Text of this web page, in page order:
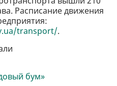
Расписание движения
transport/.
бум»